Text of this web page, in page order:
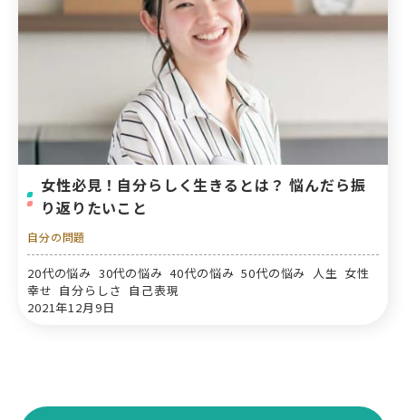
女性必見！自分らしく生きるとは？ 悩んだら振
り返りたいこと
自分の問題
20代の悩み 30代の悩み 40代の悩み 50代の悩み 人生 女性
幸せ 自分らしさ 自己表現
2021年12月9日